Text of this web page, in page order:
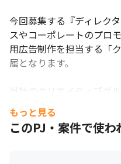
今回募集する『ディレク
スやコーポレートのプロ
用広告制作を担当する「
属となります。
当社のクリエイティブグ
ンディング領域の経験豊
ター、プランナー、クリ
ており、スキルや知識を
もっと見る
このPJ・案件で使わ